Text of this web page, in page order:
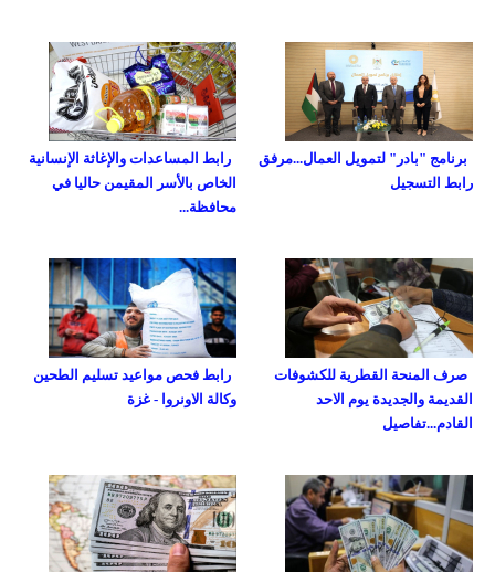
رابط المساعدات والإغاثة الإنسانية
الخاص بالأسر المقيمن حاليا في
محافظة...
برنامج "بادر" لتمويل العمال...مرفق
رابط التسجيل
رابط فحص مواعيد تسليم الطحين
وكالة الاونروا - غزة
صرف المنحة القطرية للكشوفات
القديمة والجديدة يوم الاحد
القادم...تفاصيل